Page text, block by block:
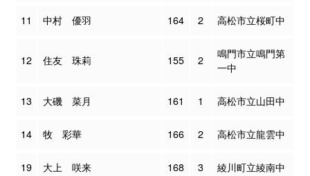
11 中村 優羽 164 2 高松市立桜町中
12 住友 珠莉 155 2
鳴門市立鳴門第
一中
13 大磯 菜月 161 1 高松市立山田中
14 牧 彩華 166 2 高松市立龍雲中
19 大上 咲来 168 3 綾川町立綾南中